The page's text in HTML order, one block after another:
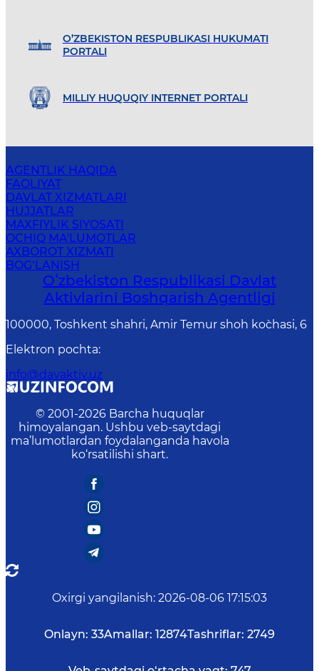
O’ZBEKISTON RESPUBLIKASI HUKUMATI
PORTALI
MILLIY HUQUQIY INTERNET PORTALI
AGENTLIK HAQIDA
FAOLIYAT
DAVLAT XIZMATLARI
HUJJATLAR
MAXFIYLIK SIYOSATI
OCHIQ MA'LUMOTLAR
AXBOROT XIZMATI
BOG‘LANISH
Oʻzbekiston Respublikasi Davlat
Aktivlarini Boshqarish Agentligi
100000, Toshkent shahri, Amir Temur shoh ko`chasi, 6
Elektron pochta:
info@davaktiv.uz
© 2001-2026 Barcha huquqlar
himoyalangan. Ushbu veb-saytdagi
ma’lumotlardan foydalanganda havola
ko‘rsatilishi shart.
Oxirgi yangilanish: 2026-08-06 17:15:03
Onlayn: 33Amallar: 12874Tashriflar: 2749